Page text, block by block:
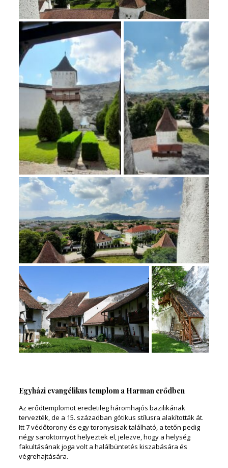
Egyházi evangélikus templom a Harman erődben
Az erődtemplomot eredetileg háromhajós bazilikának
tervezték, de a 15. században gótikus stílusra alakították át.
Itt 7 védőtorony és egy toronysisak található, a tetőn pedig
négy saroktornyot helyeztek el, jelezve, hogy a helység
fakultásának joga volt a halálbüntetés kiszabására és
végrehajtására.